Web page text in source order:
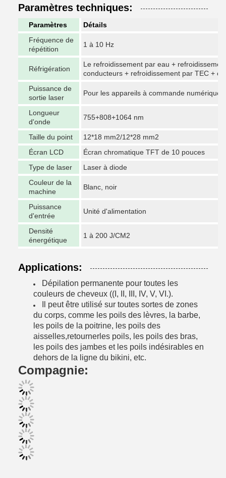
Paramètres techniques:
Paramètres
Détails
Fréquence de
répétition
1 à 10 Hz
Réfrigération
Le refroidissement par eau +
conducteurs + refroidissement par TEC +
Puissance de
sortie laser
Pour les appareils à commande numérique
Longueur
d'onde
755+808+1064 nm
Taille du point
12*18 mm2/12*28 mm2
Écran LCD
Écran chromatique TFT de 10 pouces
Type de laser
Laser à diode
Couleur de la
machine
Blanc, noir
Puissance
d'entrée
Unité d'alimentation
Densité
énergétique
1 à 200 J/CM2
Applications:
Dépilation permanente pour toutes les
couleurs de cheveux ((I, II, III, IV, V, VI.).
Il peut être utilisé sur toutes sortes de zones
du corps, comme les poils des lèvres, la barbe,
les poils de la poitrine, les poils des
aisselles,retourner les poils, les poils des bras,
les poils des jambes et les poils indésirables en
dehors de la ligne du bikini, etc.
Compagnie: